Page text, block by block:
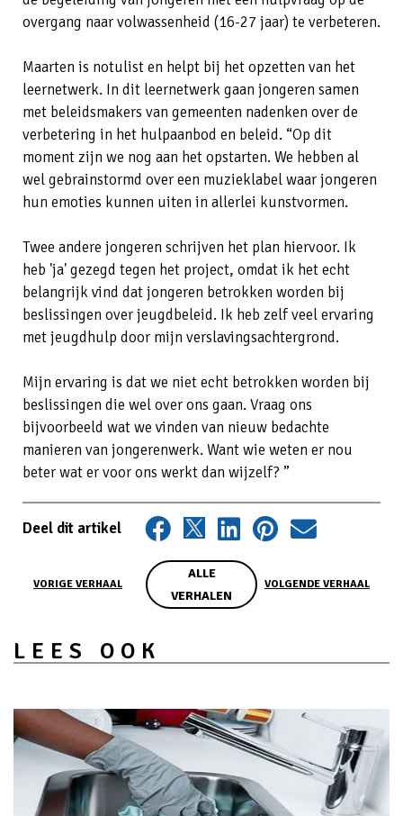
overgang naar volwassenheid (16-27 jaar) te verbeteren.
Maarten is notulist en helpt bij het opzetten van het
leernetwerk. In dit leernetwerk gaan jongeren samen
met beleidsmakers van gemeenten nadenken over de
verbetering in het hulpaanbod en beleid. “Op dit
moment zijn we nog aan het opstarten. We hebben al
wel gebrainstormd over een muzieklabel waar jongeren
hun emoties kunnen uiten in allerlei kunstvormen.
Twee andere jongeren schrijven het plan hiervoor. Ik
heb 'ja' gezegd tegen het project, omdat ik het echt
belangrijk vind dat jongeren betrokken worden bij
beslissingen over jeugdbeleid. Ik heb zelf veel ervaring
met jeugdhulp door mijn verslavingsachtergrond.
Mijn ervaring is dat we niet echt betrokken worden bij
beslissingen die wel over ons gaan. Vraag ons
bijvoorbeeld wat we vinden van nieuw bedachte
manieren van jongerenwerk. Want wie weten er nou
beter wat er voor ons werkt dan wijzelf? ”
Deel dit artikel
VORIGE VERHAAL
ALLE
VERHALEN
VOLGENDE VERHAAL
LEES OOK